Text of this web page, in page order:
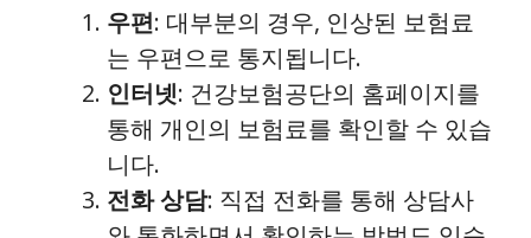
우편: 대부분의 경우, 인상된 보험료
는 우편으로 통지됩니다.
인터넷: 건강보험공단의 홈페이지를
통해 개인의 보험료를 확인할 수 있습
니다.
전화 상담: 직접 전화를 통해 상담사